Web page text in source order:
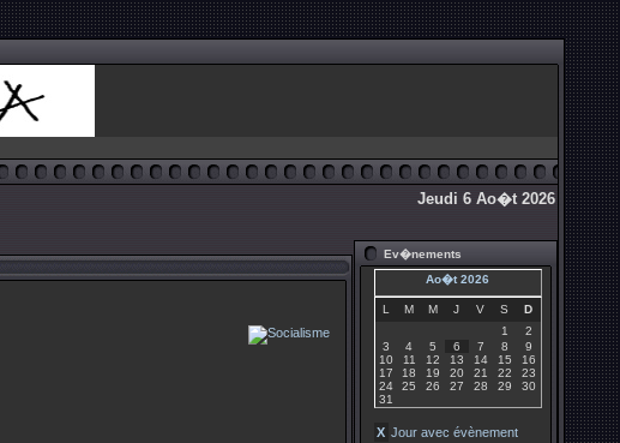
Jeudi 6 Ao�t 2026
Ev�nements
Ao�t 2026
L M M J V S
D
1
2
3
4 5 6 7 8
9
10
11 12 13 14 15
16
17
18 19 20 21 22
23
24
25 26 27 28 29
30
31
X Jour avec évènement